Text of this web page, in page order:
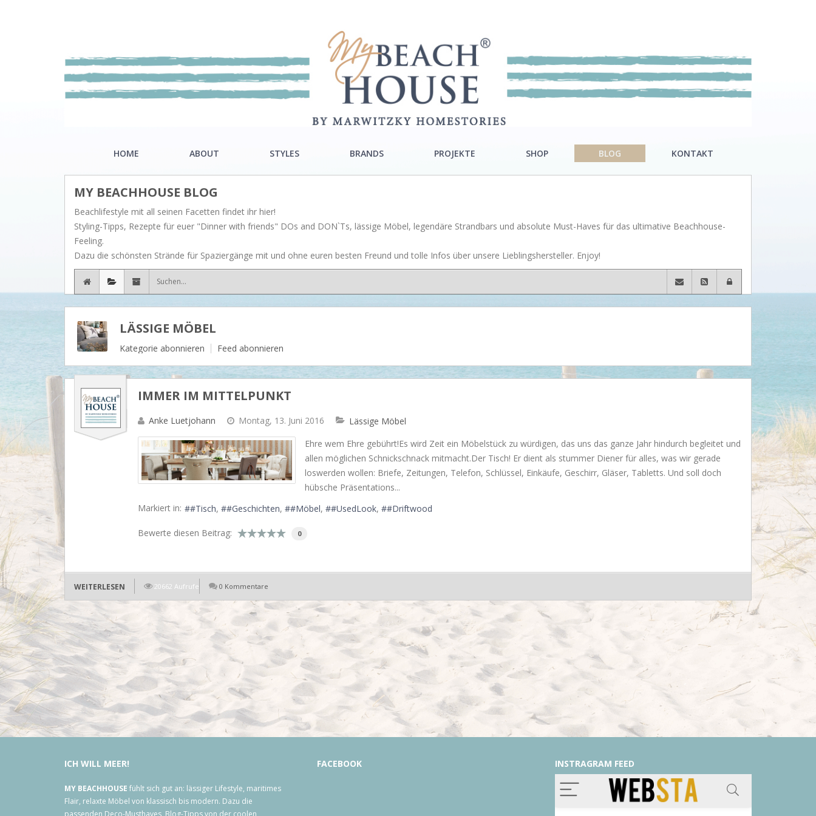
HOME ABOUT
Our mission
Showroom
STYLES
Hampton Style
BRANDS
Ocean House
Neptune
Ilse Jacobsen
PROJEKTE SHOP BLOG
DOs and DON`Ts
I love my dog!
Behind the scenes...
Lässige Möbel
Styling
Kramkiste
KONTAKT
MY BEACHHOUSE BLOG
Beachlifestyle mit all seinen Facetten findet ihr hier!
Styling-Tipps, Rezepte für euer "Dinner with friends" DOs and DON`Ts, lässige Möbel, legendäre Strandbars und absolute Must-Haves für das ultimative Beachhouse-
Feeling.
Dazu die schönsten Strände für Spaziergänge mit und ohne euren besten Freund und tolle Infos über unsere Lieblingshersteller. Enjoy!
LÄSSIGE MÖBEL
Kategorie abonnieren Feed abonnieren
IMMER IM MITTELPUNKT
Anke Luetjohann Montag, 13. Juni 2016
Lässige Möbel
​Ehre wem Ehre gebührt!Es wird Zeit ein Möbelstück zu würdigen, das uns das ganze Jahr hindurch begleitet und
allen möglichen Schnickschnack mitmacht.Der Tisch! Er dient als stummer Diener für alles, was wir gerade
loswerden wollen: Briefe, Zeitungen, Telefon, Schlüssel, Einkäufe, Geschirr, Gläser, Tabletts. Und soll doch
hübsche Präsentations...
Markiert in:
#Tisch #Geschichten #Möbel #UsedLook #Driftwood
Bewerte diesen Beitrag: 0
WEITERLESEN 20662 Aufrufe 0 Kommentare
ICH WILL MEER!
MY BEACHHOUSE fühlt sich gut an: lässiger Lifestyle, maritimes
Flair, relaxte Möbel von klassisch bis modern. Dazu die
passenden Deco-Musthaves, Blog-Tipps von der coolen
INSTRAGRAM FEED
FACEBOOK